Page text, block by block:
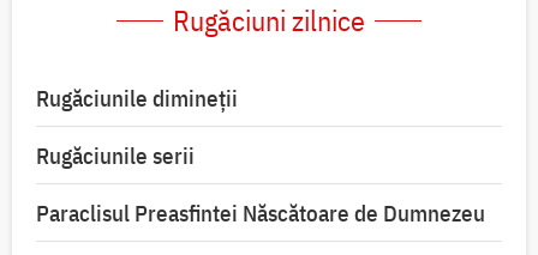
Rugăciuni zilnice
Rugăciunile dimineții
Rugăciunile serii
Paraclisul Preasfintei Născătoare de Dumnezeu